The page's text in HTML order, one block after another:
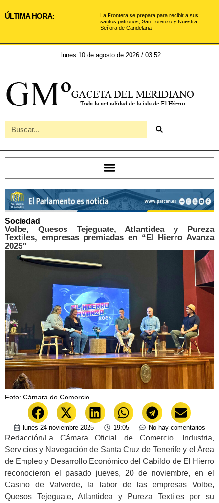
ÚLTIMA HORA:
La Frontera se prepara para recibir a sus
santos patronos, San Lorenzo y Nuestra
Señora de Candelaria
lunes 10 de agosto de 2026 / 03:52
Sociedad
Volbe, Quesos Tejeguate, Atlantidea y Pureza
Textiles, empresas premiadas en “El Hierro Avanza
2025”
Foto: Cámara de Comercio.
lunes 24 noviembre 2025 19:05 No hay comentarios
Redacción/La Cámara Oficial de Comercio, Industria,
Servicios y Navegación de Santa Cruz de Tenerife y el Área
de Empleo y Desarrollo Económico del Cabildo de El Hierro
reconocieron el pasado jueves, 20 de noviembre, en el
Casino de Valverde, la labor de las empresas Volbe,
Quesos Tejeguate, Atlantidea y Pureza Textiles por su